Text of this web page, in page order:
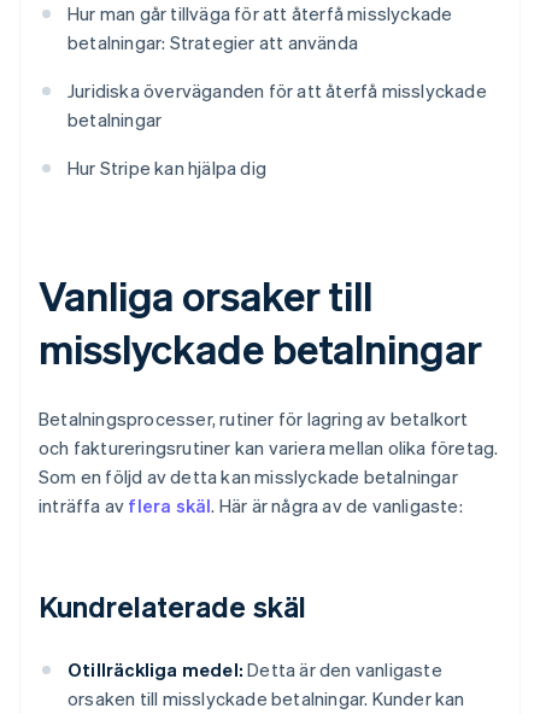
Hur man går tillväga för att återfå misslyckade
betalningar: Strategier att använda
Juridiska överväganden för att återfå misslyckade
betalningar
Hur Stripe kan hjälpa dig
Vanliga orsaker till
misslyckade betalningar
Betalningsprocesser, rutiner för lagring av betalkort
och faktureringsrutiner kan variera mellan olika företag.
Som en följd av detta kan misslyckade betalningar
inträffa av flera skäl. Här är några av de vanligaste:
Kundrelaterade skäl
Otillräckliga medel: Detta är den vanligaste
orsaken till misslyckade betalningar. Kunder kan